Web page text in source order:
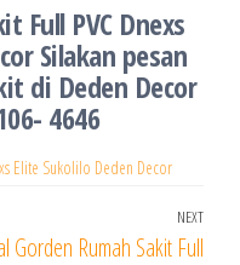
Full PVC Dnexs
Silakan pesan
di Deden Decor
4646
Elite Sukolilo Deden Decor
Next
NEXT
Gorden Rumah Sakit Full